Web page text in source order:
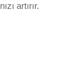
artırır.